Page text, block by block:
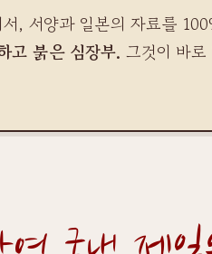
, 서양과 일본의 자료를
고 붉은 심장부. 그것이 바로